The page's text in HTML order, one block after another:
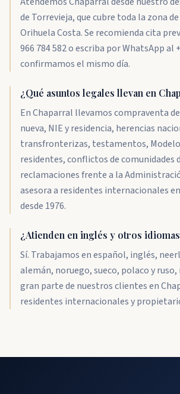
de Torrevieja, que cubre toda la zona
Orihuela Costa. Se recomienda cita
966 784 582 o escriba por WhatsApp al
confirmamos el mismo día.
¿Qué asuntos legales llevan en
En Chaparral llevamos compraventa
nueva, NIE y residencia, herencias
transfronterizas, testamentos, Modelo
residentes, conflictos de comunidades
reclamaciones frente a la
asesora a residentes internacionales
desde 1976.
¿Atienden en inglés y otros
Sí. Trabajamos en español, inglés,
alemán, noruego, sueco, polaco y
gran parte de nuestros clientes en
residentes internacionales y